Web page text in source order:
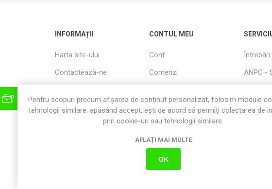
INFORMAȚII
Harta site-ului
Contactează-ne
Informații utile
CONTUL MEU
Cont
Comenzi
Produse Vizualizate
Recent
ANPC -
Garanție
Pentru scopuri precum afișarea de conținut personalizat, folosim module
tehnologii similare. apăsând accept, ești de acord să permiți colectarea de
prin cookie-uri sau tehnologii similare.
AFLAȚI MAI MULTE
OK